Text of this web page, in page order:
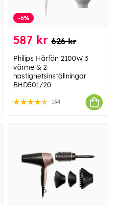
-6%
587 kr 626 kr
Philips Hårfön 2100W 3
värme & 2
hastighetsinställningar
BHD501/20
154